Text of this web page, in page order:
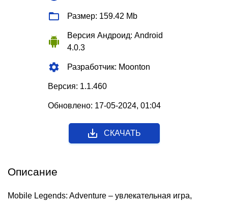
Размер: 159.42 Mb
Версия Андроид: Android
4.0.3
Разработчик: Moonton
Версия: 1.1.460
Обновлено: 17-05-2024, 01:04
СКАЧАТЬ
Описание
Mobile Legends: Adventure – увлекательная игра,